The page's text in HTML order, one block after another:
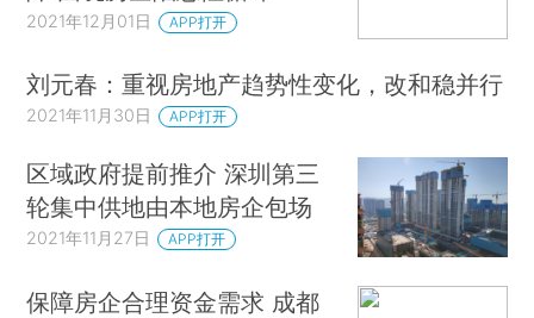
2021年12月01日 APP打开
刘元春：重视房地产趋势性变化，改和稳并行
2021年11月30日 APP打开
区域政府提前推介 深圳第三
轮集中供地由本地房企包场
2021年11月27日 APP打开
保障房企合理资金需求 成都